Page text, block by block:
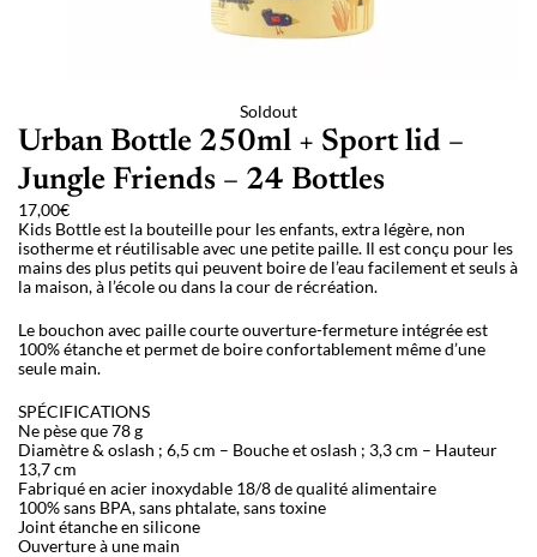
Soldout
Urban Bottle 250ml + Sport lid –
Jungle Friends – 24 Bottles
17,00€
Kids Bottle est la bouteille pour les enfants, extra légère, non
isotherme et réutilisable avec une petite paille. Il est conçu pour les
mains des plus petits qui peuvent boire de l’eau facilement et seuls à
la maison, à l’école ou dans la cour de récréation.
Le bouchon avec paille courte ouverture-fermeture intégrée est
100% étanche et permet de boire confortablement même d’une
seule main.
SPÉCIFICATIONS
Ne pèse que 78 g
Diamètre & oslash ; 6,5 cm – Bouche et oslash ; 3,3 cm – Hauteur
13,7 cm
Fabriqué en acier inoxydable 18/8 de qualité alimentaire
100% sans BPA, sans phtalate, sans toxine
Joint étanche en silicone
Ouverture à une main